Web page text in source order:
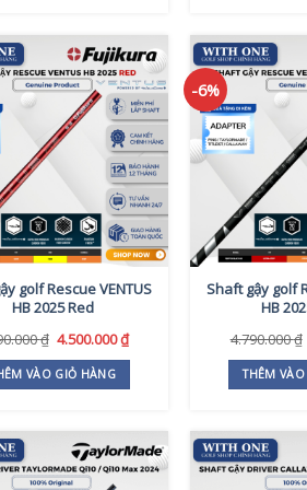
golf Rescue VENTUS
HB 2025 Red
₫ Giá
là:
4.790.000 ₫.
4.500.000₫Giá
là:
VÀO GIỎ HÀNG
-6%
Shaft gậy golf
HB
4.790.000₫
THÊM